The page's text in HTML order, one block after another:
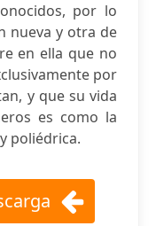
por lo
nueva y otra de
en ella que no
por
y que su vida
es como la
poliédrica.